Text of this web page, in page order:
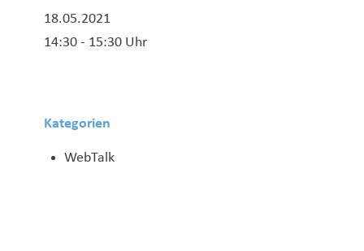
18.05.2021
14:30 - 15:30 Uhr
Kategorien
WebTalk